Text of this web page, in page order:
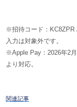
※招待コード：KC8ZPR
入力は対象外です。
※Apple Pay：2026年2
より対応。
関連記事